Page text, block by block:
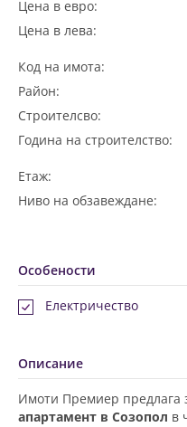
Цена в евро:
Цена в лева:
Код на имота:
Район:
Строителсво:
Година на строителство:
Етаж:
Ниво на обзавеждане:
Особености
Електричество
Описание
Имоти Премиер предлага
апартамент в Созопол в